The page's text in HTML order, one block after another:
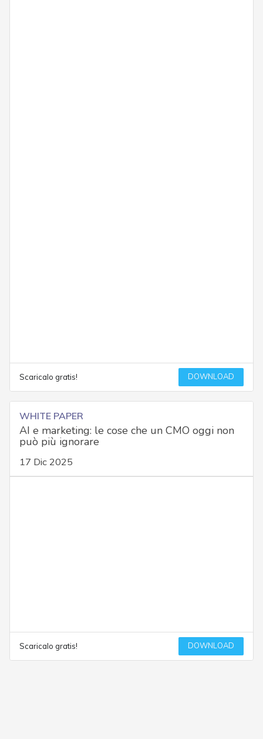
Scaricalo gratis! DOWNLOAD
WHITE PAPER
AI e marketing: le cose che un CMO oggi non
può più ignorare
17 Dic 2025
Scaricalo gratis! DOWNLOAD